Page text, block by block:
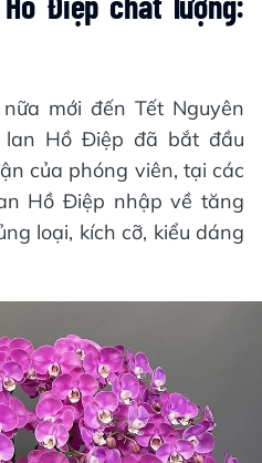
mới đến Tết Nguyên
Hồ Điệp đã bắt đầu
của phóng viên, tại các
Hồ Điệp nhập về tăng
loại, kích cỡ, kiểu dáng